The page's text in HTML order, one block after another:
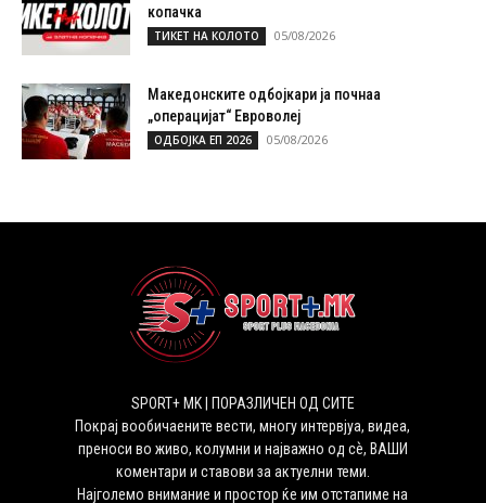
копачка
ТИКЕТ НА КОЛОТО 05/08/2026
Македонските одбојкари ја почнаа
„операцијат“ Евроволеј
ОДБОЈКА ЕП 2026 05/08/2026
SPORT+ MK | ПОРАЗЛИЧЕН ОД СИТЕ
Покрај вообичаените вести, многу интервјуа, видеа,
преноси во живо, колумни и најважно од сѐ, ВАШИ
коментари и ставови за актуелни теми.
Најголемо внимание и простор ќе им отстапиме на